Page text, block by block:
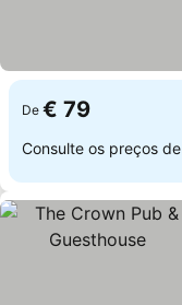
De € 79
Consulte os preços de